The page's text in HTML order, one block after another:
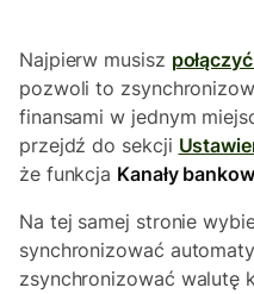
Najpierw musisz
pozwoli to
finansami w jednym
przejdź do sekcji
że funkcja Kanały
Na tej samej stronie
synchronizować
zsynchronizować walutę